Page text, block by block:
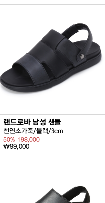
랜드로바 남성 샌들
천연소가죽/블랙/3cm
50%198,000
₩99,000